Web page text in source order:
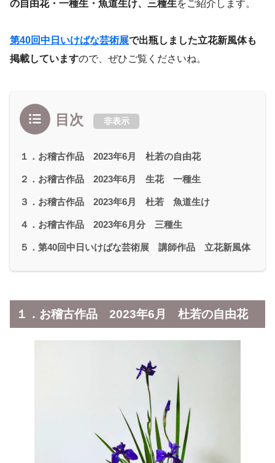
の自由花・一種生・魚道生け、三種生をご紹介します。
第40回中日いけばな芸術展で出瓶しました立花新風体も
掲載していますので、ぜひご覧くださいね。
目次 非表示
１．お稽古作品 2023年6月 杜若の自由花
２．お稽古作品 2023年6月 生花 一種生
３．お稽古作品 2023年6月 杜若 魚道生け
４．お稽古作品 2023年6月分 三種生
５．第40回中日いけばな芸術展 講師作品 立花新風体
１．お稽古作品 2023年6月 杜若の自由花